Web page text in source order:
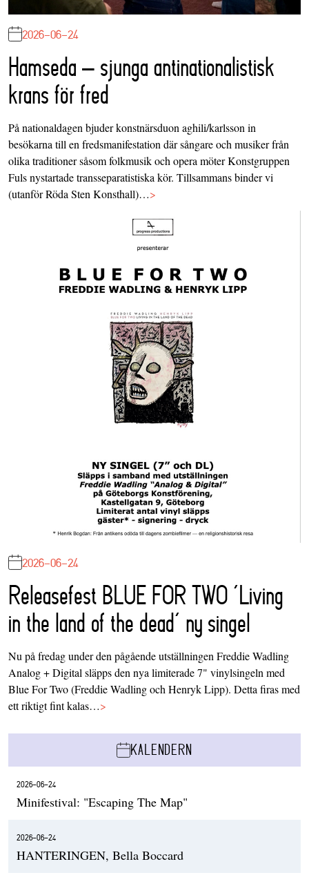
2026-06-24
Hamseda – sjunga antinationalistisk
krans för fred
På nationaldagen bjuder konstnärsduon aghili/karlsson in
besökarna till en fredsmanifestation där sångare och musiker från
olika traditioner såsom folkmusik och opera möter Konstgruppen
Fuls nystartade transseparatistiska kör. Tillsammans binder vi
(utanför Röda Sten Konsthall)…>
2026-06-24
Releasefest BLUE FOR TWO ‘Living
in the land of the dead’ ny singel
Nu på fredag under den pågående utställningen Freddie Wadling
Analog + Digital släpps den nya limiterade 7" vinylsingeln med
Blue For Two (Freddie Wadling och Henryk Lipp). Detta firas med
ett riktigt fint kalas…>
KALENDERN
2026-06-24
Minifestival: "Escaping The Map"
2026-06-24
HANTERINGEN, Bella Boccard